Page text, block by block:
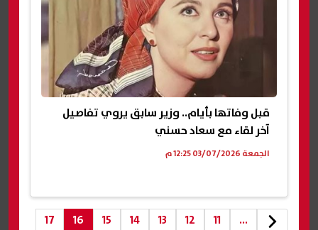
قبل وفاتها بأيام.. وزير سابق يروي تفاصيل
آخر لقاء مع سعاد حسني
الجمعة 03/07/2026 12:25 م
...
11
12
13
14
15
16
17